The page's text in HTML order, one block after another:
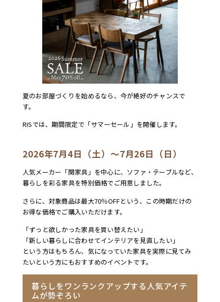
夏のお部屋づくりを始めるなら、今が絶好のチャンスで
す。
RISでは、期間限定で「サマーセール」を開催します。
2026年7月4日（土）～7月26日（日）
人気メーカー「関家具」を中心に、ソファ・テーブルなど、
暮らしを彩る家具を特別価格でご用意しました。
さらに、対象商品は最大70％OFFという、この時期だけの
お得な価格でご購入いただけます。
「ずっと欲しかった家具を買い替えたい」
「新しい暮らしに合わせてインテリアを見直したい」
という方はもちろん、気になっていた家具を実際に見てみ
たいという方にもおすすめのイベントです。
暮らしをワンランクアップする人気アイテ
ムが勢ぞろい